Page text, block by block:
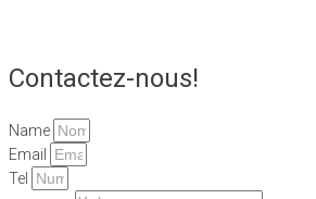
Contactez-nous!
Name
Email
Tel